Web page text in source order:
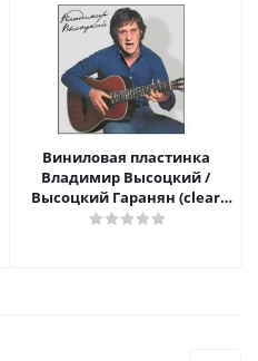
Виниловая пластинка
Владимир Высоцкий /
Высоцкий Гаранян (clear
vinyl) (lp)